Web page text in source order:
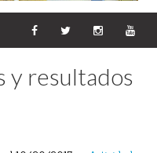
y resultados